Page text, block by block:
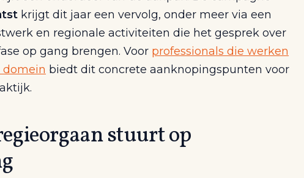
krijgt dit jaar een vervolg, onder meer via een
en regionale activiteiten die het gesprek over
op gang brengen. Voor professionals die werken
domein biedt dit concrete aanknopingspunten voor
stuurt op